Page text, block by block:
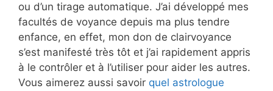
ou d’un tirage automatique. J’ai développé mes
facultés de voyance depuis ma plus tendre
enfance, en effet, mon don de clairvoyance
s’est manifesté très tôt et j’ai rapidement appris
à le contrôler et à l’utiliser pour aider les autres.
Vous aimerez aussi savoir quel astrologue